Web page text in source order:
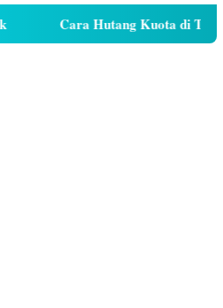
Cara Hutang Kuota di Telkomsel